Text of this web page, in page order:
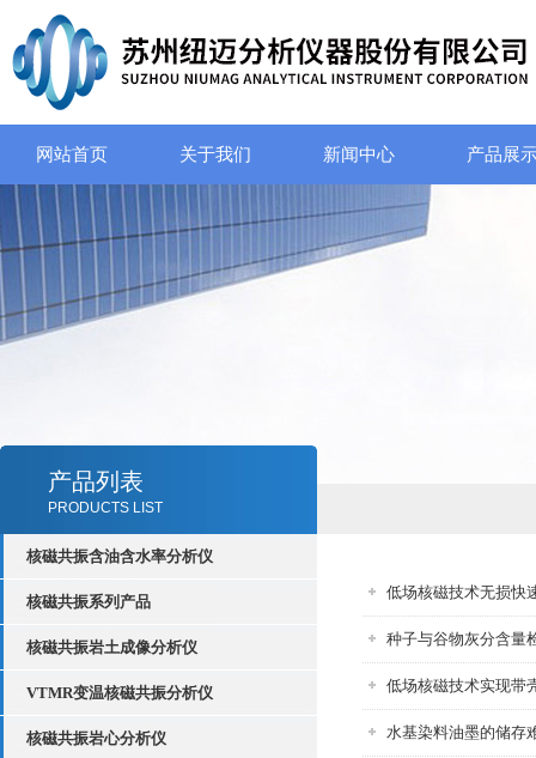
网站首页 关于我们 新闻中心 产品展
产品列表
PRODUCTS LIST
核磁共振含油含水率分析仪
核磁共振系列产品
核磁共振岩土成像分析仪
VTMR变温核磁共振分析仪
核磁共振岩心分析仪
低场核磁技术无损快
种子与谷物灰分含量
低场核磁技术实现带
水基染料油墨的储存